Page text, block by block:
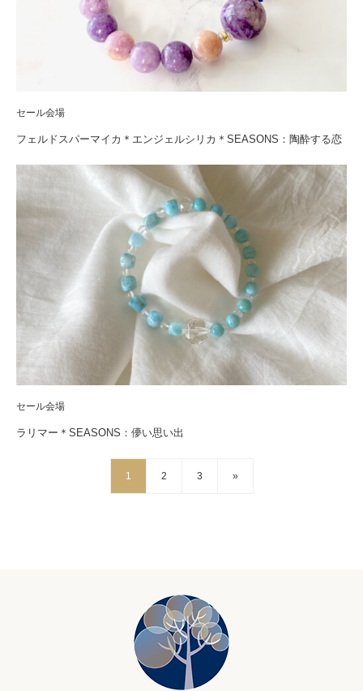
セール会場
フェルドスパーマイカ＊エンジェルシリカ＊SEASONS：陶酔する恋
セール会場
ラリマー＊SEASONS：儚い思い出
1 2 3 »